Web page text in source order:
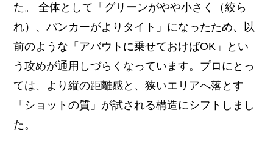
た。 全体として「グリーンがやや小さく（絞ら
れ）、バンカーがよりタイト」になったため、以
前のような「アバウトに乗せておけばOK」とい
う攻めが通用しづらくなっています。プロにとっ
ては、より縦の距離感と、狭いエリアへ落とす
「ショットの質」が試される構造にシフトしまし
た。